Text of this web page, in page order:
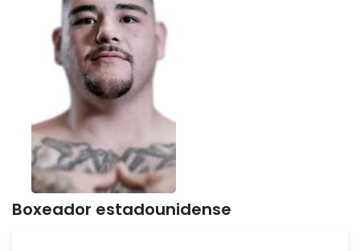
Boxeador estadounidense